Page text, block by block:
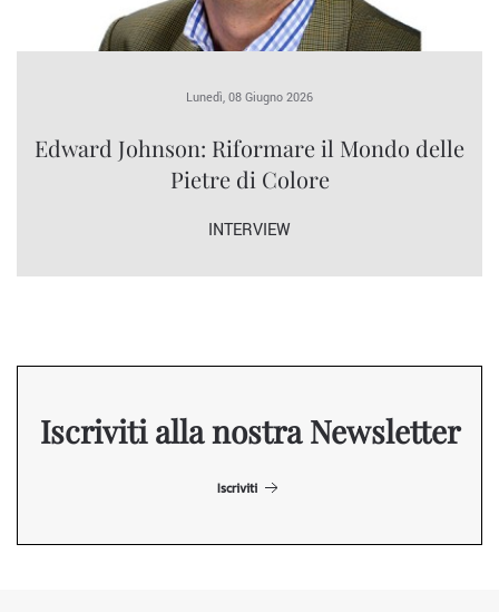
Lunedì, 08 Giugno 2026
Edward Johnson: Riformare il Mondo delle
Pietre di Colore
INTERVIEW
Iscriviti alla nostra Newsletter
Iscriviti